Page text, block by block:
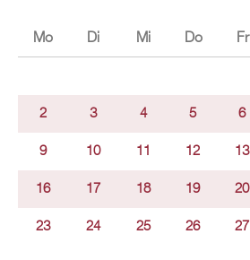
Mo Di Mi Do Fr
2 3 4 5 6
9 10 11 12 13
16 17 18 19 20
23 24 25 26 27